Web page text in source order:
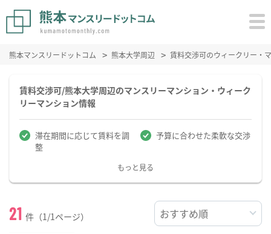
熊本マンスリードットコム 熊本大学周辺 賃料交渉可のウィークリー・
賃料交渉可/熊本大学周辺のマンスリーマンション・ウィーク
リーマンション情報
滞在期間に応じて賃料を調
整
予算に合わせた柔軟な交渉
もっと見る
21 件（1/1ページ）